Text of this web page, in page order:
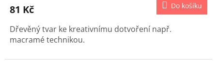
81 Kč Do košíku
Dřevěný tvar ke kreativnímu dotvoření např.
macramé technikou.